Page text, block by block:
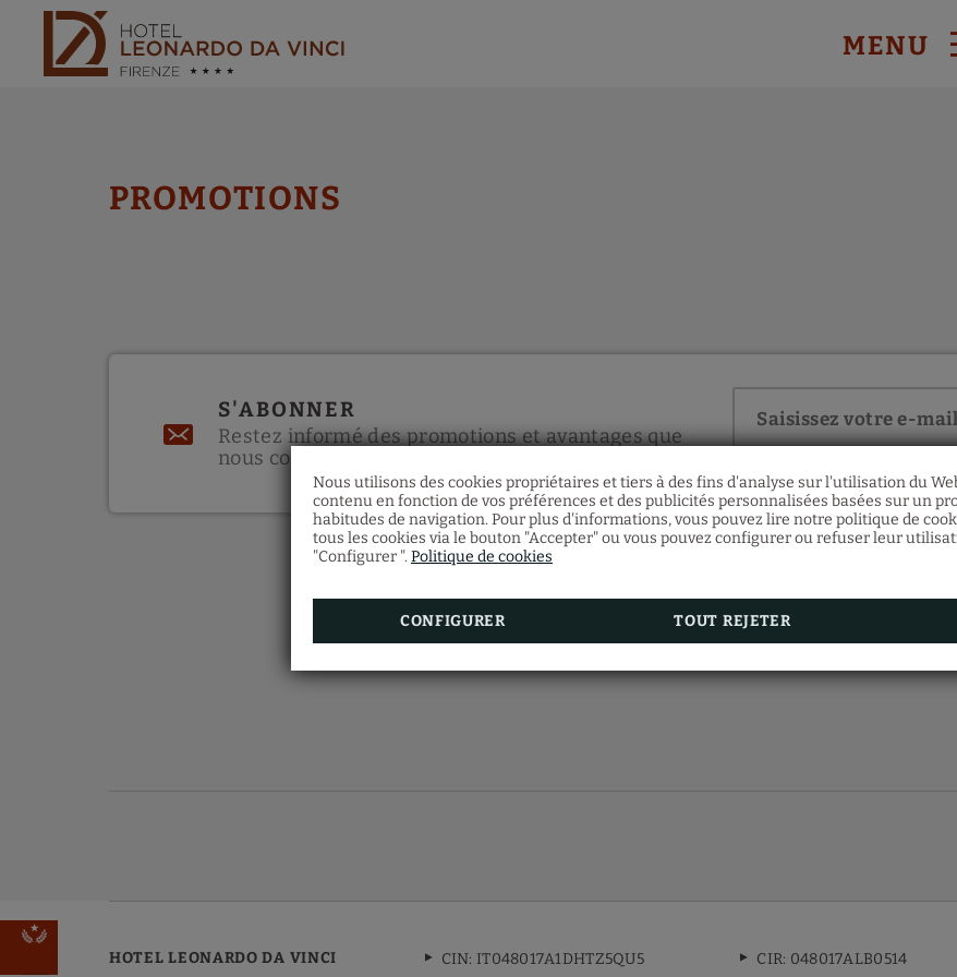
Nous utilisons des cookies propriétaires et tiers à des fins d'analyse sur l'utilisation du
contenu en fonction de vos préférences et des publicités personnalisées basées sur un
habitudes de navigation. Pour plus d'informations, vous pouvez lire notre politique de
tous les cookies via le bouton "Accepter" ou vous pouvez configurer ou refuser leur
"Configurer ". Politique de cookies
CONFIGURER TOUT REJETER
MENU
PROMOTIONS
S'ABONNER
Restez informé des promotions et avantages que
nous concevons pour vous
HOTEL LEONARDO DA VINCI CIN: IT048017A1DHTZ5QU5 CIR: 048017ALB0514